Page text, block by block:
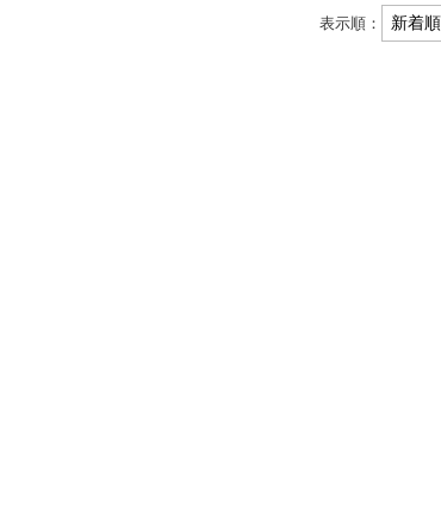
表示順：